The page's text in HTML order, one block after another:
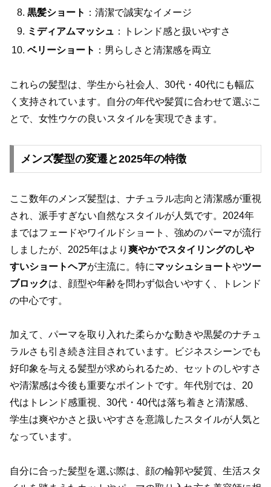
黒髪ショート ：清潔で誠実なイメージ
ミディアムマッシュ ：トレンド感と扱いやすさ
ベリーショート ：男らしさと清潔感を両立
これらの髪型は、学生から社会人、30代・40代にも幅広
く支持されています。自分の年代や髪質に合わせて選ぶこ
とで、女性ウケの良いスタイルを実現できます。
メンズ髪型の変遷と2025年の特徴
ここ数年のメンズ髪型は、ナチュラル志向と清潔感が重視
され、派手すぎない自然なスタイルが人気です。2024年
まではフェードやワイルドショート、強めのパーマが流行
しましたが、2025年はより 爽やかでスタイリングのしや
すいショートヘアが主流に。特にマッシュショートやツー
ブロックは、顔型や年齢を問わず似合いやすく、トレンド
の中心です。
加えて、パーマを取り入れた柔らかな動きや黒髪のナチュ
ラルさも引き続き注目されています。ビジネスシーンでも
好印象を与える髪型が求められるため、セットのしやすさ
や清潔感は今後も重要なポイントです。年代別では、20
代はトレンド感重視、30代・40代は落ち着きと清潔感、
学生は爽やかさと扱いやすさを意識したスタイルが人気と
なっています。
自分に合った髪型を選ぶ際は、顔の輪郭や髪質、生活スタ